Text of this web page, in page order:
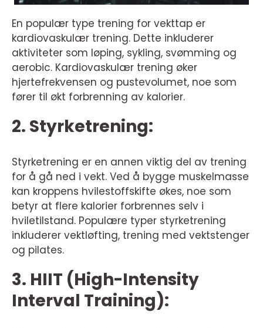
En populær type trening for vekttap er
kardiovaskulær trening. Dette inkluderer
aktiviteter som løping, sykling, svømming og
aerobic. Kardiovaskulær trening øker
hjertefrekvensen og pustevolumet, noe som
fører til økt forbrenning av kalorier.
2. Styrketrening:
Styrketrening er en annen viktig del av trening
for å gå ned i vekt. Ved å bygge muskelmasse
kan kroppens hvilestoffskifte økes, noe som
betyr at flere kalorier forbrennes selv i
hviletilstand. Populære typer styrketrening
inkluderer vektløfting, trening med vektstenger
og pilates.
3. HIIT (High-Intensity
Interval Training):